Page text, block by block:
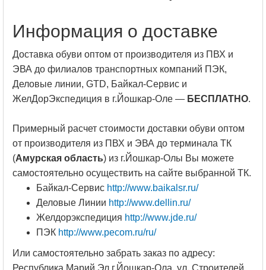
Информация о доставке
Доставка обуви оптом от производителя из ПВХ и
ЭВА до филиалов транспортных компаний ПЭК,
Деловые линии, GTD, Байкал-Сервис и
ЖелДорЭкспедиция в г.Йошкар-Оле — БЕСПЛАТНО.
Примерный расчет стоимости доставки обуви оптом
от производителя из ПВХ и ЭВА до терминала ТК
(Амурская область) из г.Йошкар-Олы Вы можете
самостоятельно осуществить на сайте выбранной ТК.
Байкал-Сервис http://www.baikalsr.ru/
Деловые Линии http://www.dellin.ru/
Желдорэкспедиция http://www.jde.ru/
ПЭК http://www.pecom.ru/ru/
Или самостоятельно забрать заказ по адресу:
Республика Марий Эл г.Йошкар-Ола, ул. Строителей